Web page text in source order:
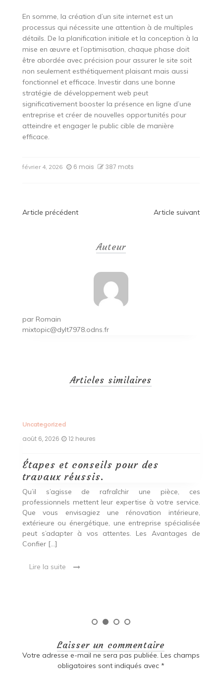
En somme, la création d’un site internet est un
processus qui nécessite une attention à de multiples
détails. De la planification initiale et la conception à la
mise en œuvre et l’optimisation, chaque phase doit
être abordée avec précision pour assurer le site soit
non seulement esthétiquement plaisant mais aussi
fonctionnel et efficace. Investir dans une bonne
stratégie de développement web peut
significativement booster la présence en ligne d’une
entreprise et créer de nouvelles opportunités pour
atteindre et engager le public cible de manière
efficace.
février 4, 2026 6 mois 387 mots
Navigation
Article précédent Article suivant
Auteur
par Romain
mixtopic@dylt7978.odns.fr
Articles similaires
Uncategorized
août 6, 2026 12 heures
Étapes et conseils pour des
travaux réussis.
Qu’il s’agisse de rafraîchir une pièce, ces
professionnels mettent leur expertise à votre service.
Que vous envisagiez une rénovation intérieure,
extérieure ou énergétique, une entreprise spécialisée
peut s’adapter à vos attentes. Les Avantages de
Confier […]
Lire la suite
Laisser un commentaire
Votre adresse e-mail ne sera pas publiée. Les champs
obligatoires sont indiqués avec *